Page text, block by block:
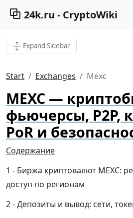
24k.ru - CryptoWiki
Expand Sidebar
Start Exchanges Mexc
MEXC —
фьючерсы, P2P,
PoR и
Содержание
Биржа криптовалют MEXC:
доступ по регионам
Депозиты и вывод: сети,